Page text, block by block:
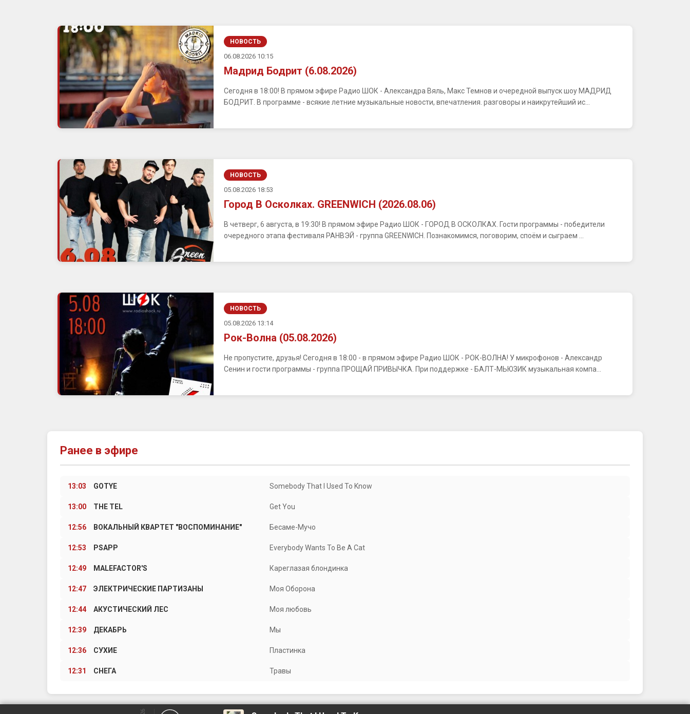
НОВОСТЬ
06.08.2026 10:15
Мадрид Бодрит (6.08.2026)
Сегодня в 18:00! В прямом эфире Радио ШОК - Александра Вяль, Макс Темнов и очередной выпуск шоу МАДРИД
БОДРИТ. В программе - всякие летние музыкальные новости, впечатления. разговоры и наикрутейший ис...
НОВОСТЬ
05.08.2026 18:53
Город В Осколках. GREENWICH (2026.08.06)
В четверг, 6 августа, в 19:30! В прямом эфире Радио ШОК - ГОРОД В ОСКОЛКАХ. Гости программы - победители
очередного этапа фестиваля РАНВЭЙ - группа GREENWICH. Познакомимся, поговорим, споём и сыграем ...
НОВОСТЬ
05.08.2026 13:14
Рок-Волна (05.08.2026)
Не пропустите, друзья! Сегодня в 18:00 - в прямом эфире Радио ШОК - РОК-ВОЛНА! У микрофонов - Александр
Сенин и гости программы - группа ПРОЩАЙ ПРИВЫЧКА. При поддержке - БАЛТ-МЬЮЗИК музыкальная компа...
Ранее в эфире
13:03 GOTYE Somebody That I Used To Know
13:00 THE TEL Get You
12:56 ВОКАЛЬНЫЙ КВАРТЕТ "ВОСПОМИНАНИЕ" Бесаме-Мучо
12:53 PSAPP Everybody Wants To Be A Cat
12:49 MALEFACTOR'S Кареглазая блондинка
12:47 ЭЛЕКТРИЧЕСКИЕ ПАРТИЗАНЫ Моя Оборона
12:44 АКУСТИЧЕСКИЙ ЛЕС Моя любовь
12:39 ДЕКАБРЬ Мы
12:36 СУХИЕ Пластинка
12:31 СНЕГА Травы